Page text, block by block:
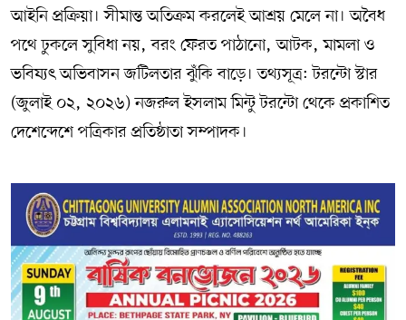
আইনি প্রক্রিয়া। সীমান্ত অতিক্রম করলেই আশ্রয় মেলে না। অবৈধ
পথে ঢুকলে সুবিধা নয়, বরং ফেরত পাঠানো, আটক, মামলা ও
ভবিষ্যৎ অভিবাসন জটিলতার ঝুঁকি বাড়ে। তথ্যসূত্র: টরন্টো স্টার
(জুলাই ০২, ২০২৬) নজরুল ইসলাম মিন্টু টরন্টো থেকে প্রকাশিত
দেশেব্দেশে পত্রিকার প্রতিষ্ঠাতা সম্পাদক।